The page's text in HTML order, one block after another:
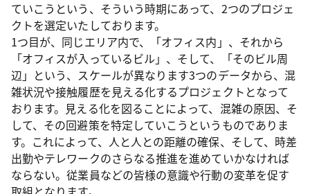
ていこうという、そういう時期にあって、2つのプロジェ
クトを選定いたしております。
1つ目が、同じエリア内で、「オフィス内」、それから
「オフィスが入っているビル」、そして、「そのビル周
辺」という、スケールが異なります3つのデータから、混
雑状況や接触履歴を見える化するプロジェクトとなって
おります。見える化を図ることによって、混雑の原因、そ
して、その回避策を特定していこうというものでありま
す。これによって、人と人との距離の確保、そして、時差
出勤やテレワークのさらなる推進を進めていかなければ
ならない。従業員などの皆様の意識や行動の変革を促す